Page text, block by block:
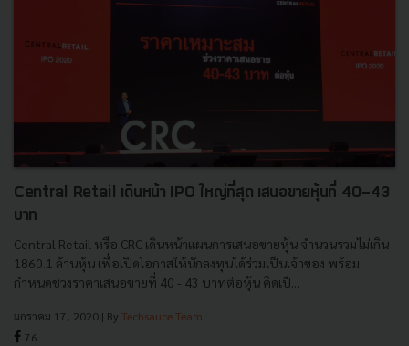
Central Retail เดินหน้า IPO ใหญ่ที่สุด เสนอขายหุ้นที่ 40-43
บาท
Central Retail หรือ CRC เดินหน้าแผนการเสนอขายหุ้น จำนวนรวมไม่เกิน
1860.1 ล้านหุ้น เพื่อเปิดโอกาสให้นักลงทุนได้ร่วมเป็นเจ้าของ พร้อม
กำหนดช่วงราคาเสนอขายที่ 40 - 43 บาทต่อหุ้น คิดเป็...
มกราคม 17, 2020 | By Techsauce Team
76